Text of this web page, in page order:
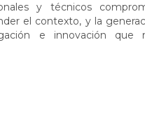
y técnicos
el contexto, y la
e innovación